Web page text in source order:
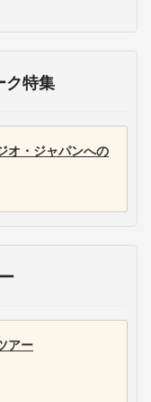
ク特集
オ・ジャパンへの
アー